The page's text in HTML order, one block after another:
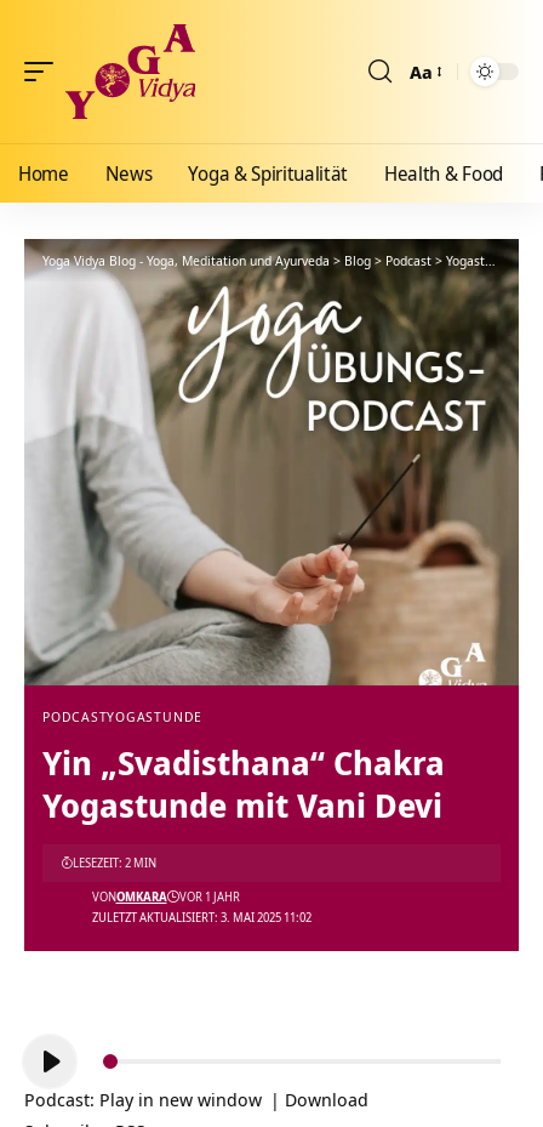
Aa
Home News Yoga & Spiritualität Health & Food
Yoga Vidya Blog - Yoga, Meditation und Ayurveda > Blog > Podcast > Yogastunde >
PODCASTYOGASTUNDE
Yin „Svadisthana“ Chakra
Yogastunde mit Vani Devi
ZULETZT AKTUALISIERT: 3. MAI 2025 11:02
VONOMKARA VOR 1 JAHR
LESEZEIT: 2 MIN
Audio-
Player
Podcast: Play in new window | Download